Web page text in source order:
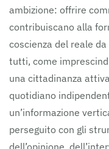
ambizione: offrire
contribuiscano alla
coscienza del reale
tutti, come
una cittadinanza
quotidiano
un’informazione
perseguito con gli